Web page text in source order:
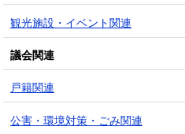
観光施設・イベント関連
議会関連
戸籍関連
公害・環境対策・ごみ関連